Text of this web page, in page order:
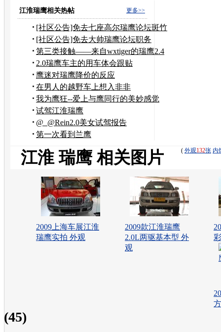
上市
更多>>
江淮瑞鹰相关热帖
[社区公告]免去七座高尔瑞鹰论坛斑竹
职务
[社区公告]免去大帅瑞鹰论坛职务
第三类接触——来自wxtiger的瑞鹰2.4
报告（不断更新中）
2.0瑞鹰车主的用车体会跟贴
鹰迷对瑞鹰降价的反应
在男人的越野车上想入非非
我为鹰狂--爱上与鹰同行的美妙感觉
试驾江淮瑞鹰
@_@Rein2.0美女试驾报告
第一次看到兰鹰
( 外观132张 内
江淮 瑞鹰 相关图片
2009上海车展江淮
瑞鹰实拍 外观
2009款江淮瑞鹰
2.0L两驱基本型 外
观
方
(45)